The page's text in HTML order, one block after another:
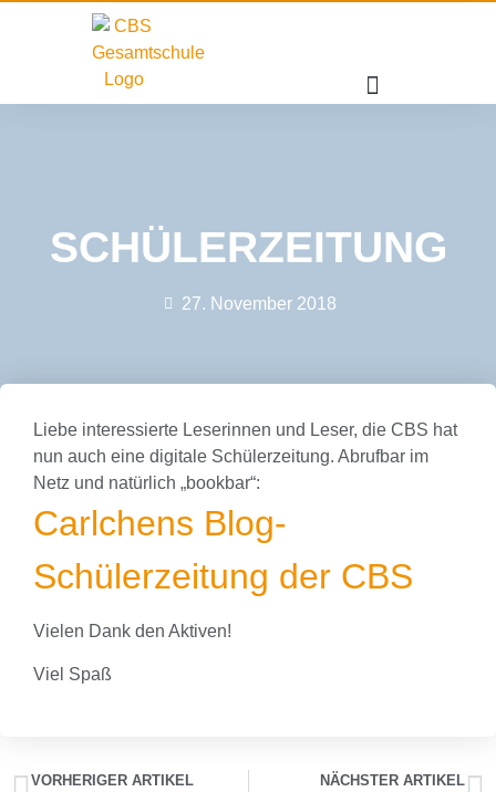
SCHÜLERZEITUNG
27. November 2018
Liebe interessierte Leserinnen und Leser, die CBS hat
nun auch eine digitale Schülerzeitung. Abrufbar im
Netz und natürlich „bookbar“:
Carlchens Blog-
Schülerzeitung der CBS
Vielen Dank den Aktiven!
Viel Spaß
VORHERIGER ARTIKEL NÄCHSTER ARTIKEL